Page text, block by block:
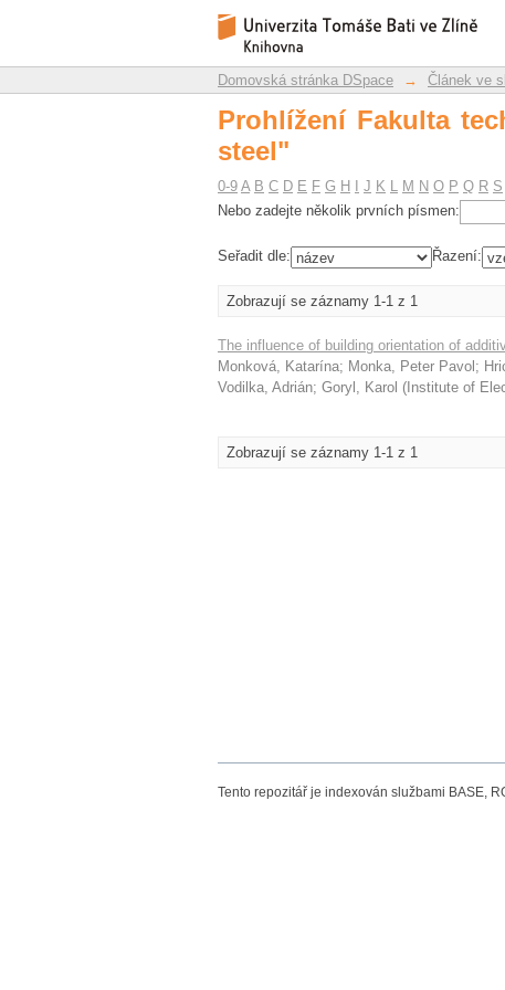
Prohlížení Fakulta
Repozitář DSpace/Manakin
Domovská stránka DSpace → Článek ve
Prohlížení Fakulta
steel"
0-9 A B C D E F G H J K L M N O P Q R S
Nebo zadejte několik prvních písmen:
Seřadit dle: Řazení:
Zobrazují se záznamy 1-1 z 1
The influence of building orientation of
Monková, Katarína; Monka, Peter Pavol ;
Vodilka, Adrián; Goryl, Karol ( Institute of
Zobrazují se záznamy 1-1 z 1
Tento repozitář je indexován službami BASE,